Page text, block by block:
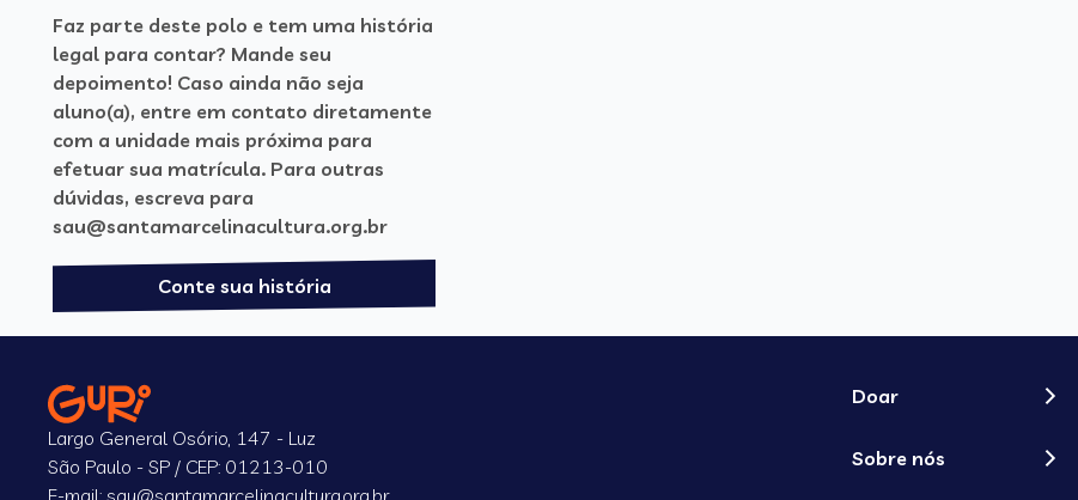
Faz parte deste polo e tem uma história
legal para contar? Mande seu
depoimento! Caso ainda não seja
aluno(a), entre em contato diretamente
com a unidade mais próxima para
efetuar sua matrícula. Para outras
dúvidas, escreva para
sau@santamarcelinacultura.org.br
Conte sua história
Largo General Osório, 147 - Luz
São Paulo - SP / CEP: 01213-010
E-mail: sau@santamarcelinacultura.org.br
Doar
Sobre nós